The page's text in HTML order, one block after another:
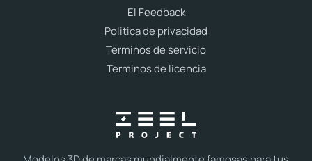
El Feedback
Politica de privacidad
Terminos de servicio
Terminos de licencia